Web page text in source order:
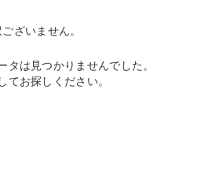
ざいません。
タは見つかりませんでした。
てお探しください。